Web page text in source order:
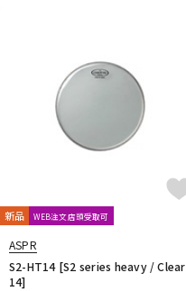
新品 WEB注文店頭受取可
ASPR
S2-HT14 [S2 series heavy / Clear
14]